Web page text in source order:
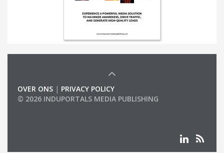
OVER ONS | PRIVACY POLICY
© 2026 INDUPORTALS MEDIA PUBLISHING